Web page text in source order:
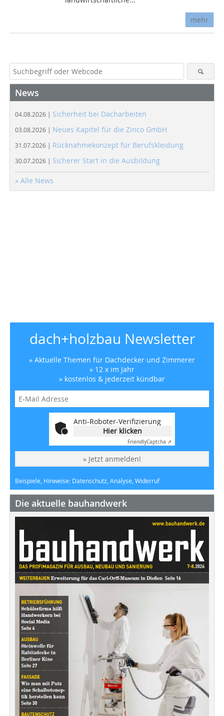
mehr
News
04.08.2026 | Sicherheit bei Dacharbeiten
03.08.2026 | Neues Kapitel für die Zinco GmbH
31.07.2026 | Rücknahmekonzept für Berufskleidung
30.07.2026 | Sicherer Start in die Ausbildung
» Alle News
dach+holzbau Newsletter
» Aktuelle Themen für Dachdecker und Zimmerer
» 12 x im Jahr
» kostenlos & jederzeit kündbar
Anti-Roboter-Verifizierung
Hier klicken
FriendlyCaptcha ⇗
» Jetzt anmelden!
Beispiele, Hinweise: Datenschutz, Analyse, Widerruf
Die aktuelle bauhandwerk